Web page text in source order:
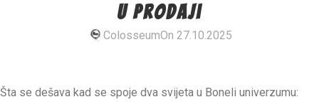
u prodaji
ColosseumOn 27.10.2025
Šta se dešava kad se spoje dva svijeta u Boneli univerzumu: